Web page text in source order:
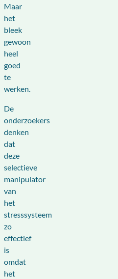
Maar
het
bleek
gewoon
heel
goed
te
werken.
De
onderzoekers
denken
dat
deze
selectieve
manipulator
van
het
stresssysteem
zo
effectief
is
omdat
het